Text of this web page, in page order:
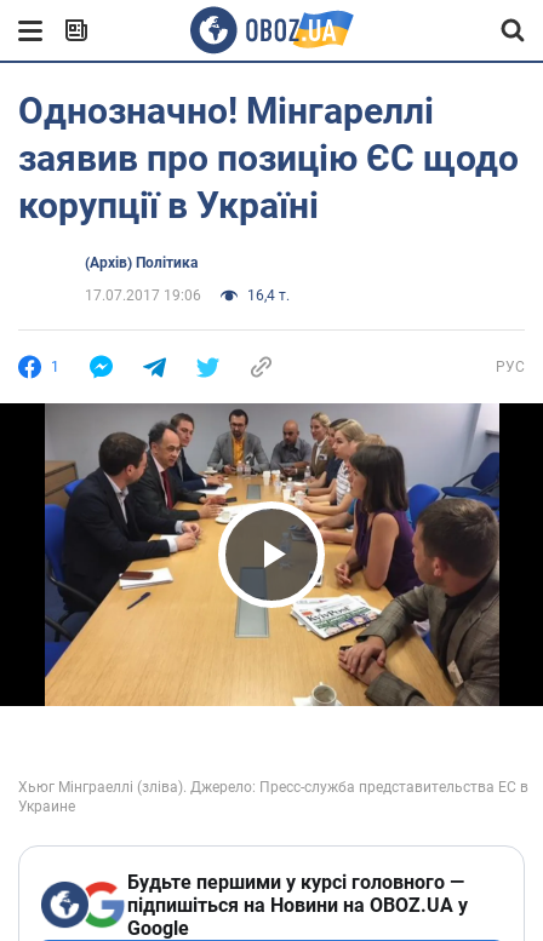
Однозначно! Мінгареллі
заявив про позицію ЄС щодо
корупції в Україні
(Архів) Політика
17.07.2017 19:06
16,4 т.
1 РУС
Play Video
Будьте першими у курсі головного —
підпишіться на Новини на OBOZ.UA у
Google